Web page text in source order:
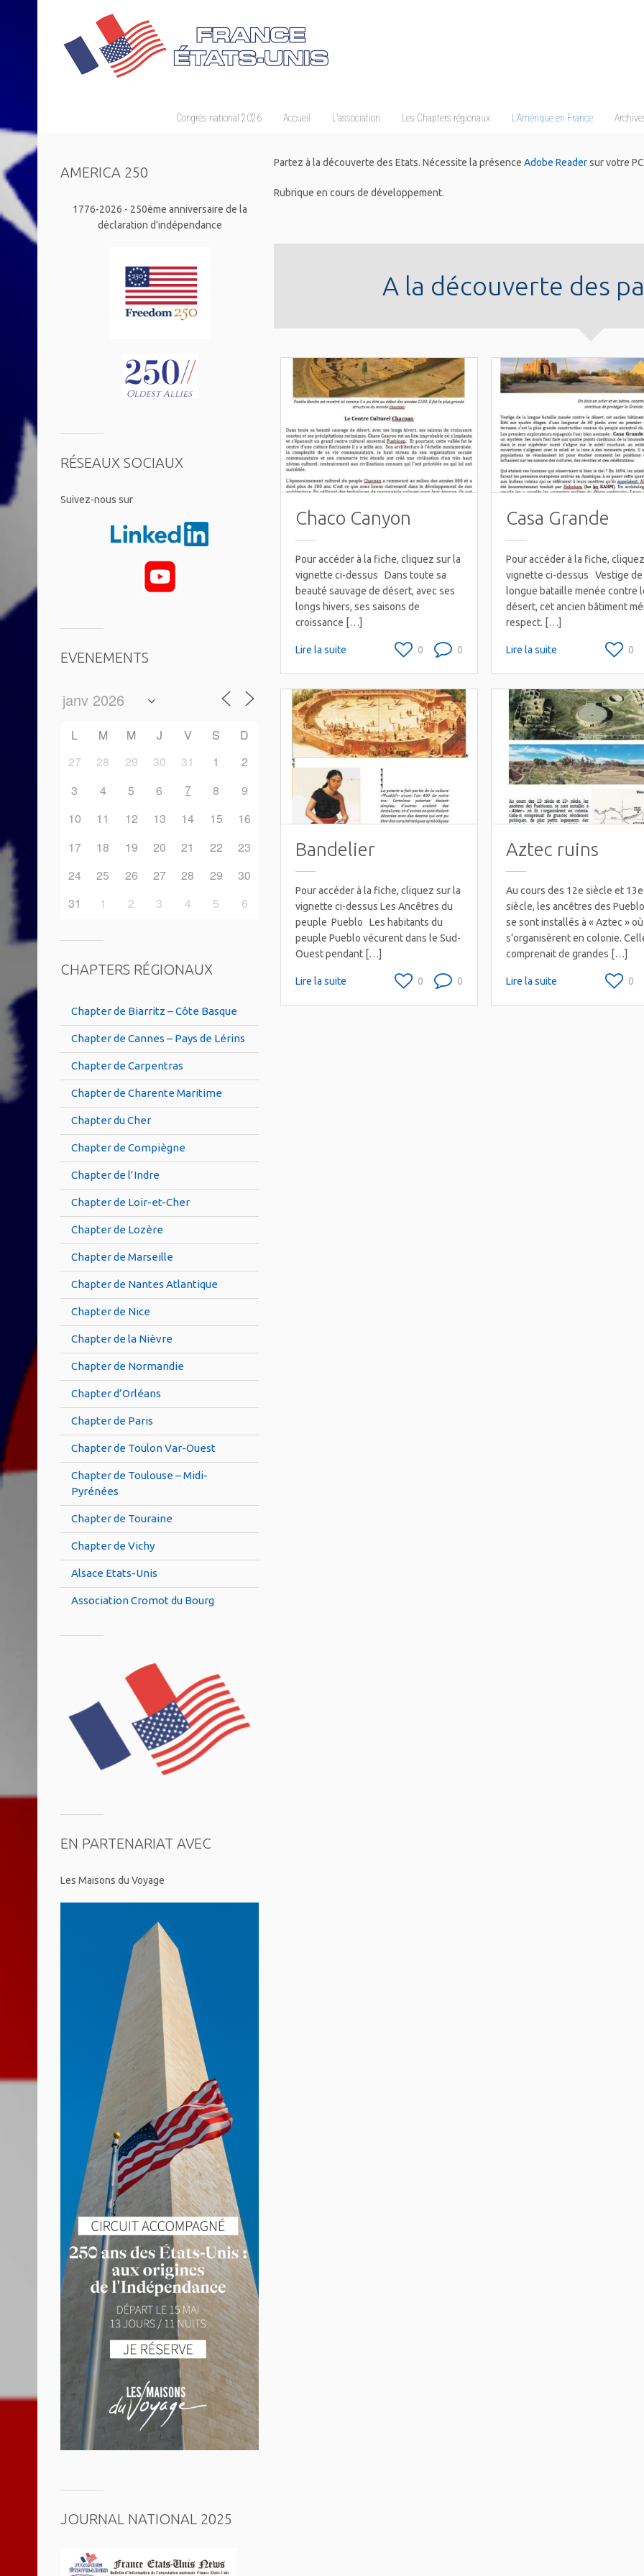
Congrès national 2026 Accueil L’association Les Chapters régionaux L’Amérique en France
Partez à la découverte des Etats. Nécessite la présence Adobe Readersur votre
Rubrique en cours de développement.
A la découverte des
Chaco Canyon
Pour accéder à la fiche, cliquez sur la
vignette ci-dessus Dans toute sa
beauté sauvage de désert, avec ses
longs hivers, ses saisons de
croissance […]
Lire la suite 0
0
Casa Grande
Pour accéder à la fiche,
vignette ci-dessus Vestige de
longue bataille menée contre
désert, cet ancien bâtiment
respect. […]
Lire la suite 0
Bandelier
Pour accéder à la fiche, cliquez sur la
vignette ci-dessus Les Ancêtres du
peuple Pueblo Les habitants du
peuple Pueblo vécurent dans le Sud-
Ouest pendant […]
Lire la suite 0
0
Aztec ruins
Au cours des 12e siècle et 13e
siècle, les ancêtres des
se sont installés à « Aztec »
s’organisèrent en colonie.
comprenait de grandes […]
Lire la suite 0
AMERICA 250
1776-2026 - 250ème anniversaire de la
déclaration d'indépendance
RÉSEAUX SOCIAUX
​Suivez-nous sur
EVENEMENTS
L M M J V S
D
27
28 29 30 31 1
2
3
4 5 6 7 8
9
10
11 12 13 14 15
16
17
18 19 20 21 22
23
24
25 26 27 28 29
30
31
1 2 3 4 5 6
CHAPTERS RÉGIONAUX
Chapter de Biarritz – Côte Basque
Chapter de Cannes – Pays de Lérins
Chapter de Carpentras
Chapter de Charente Maritime
Chapter du Cher
Chapter de Compiègne
Chapter de l’Indre
Chapter de Loir-et-Cher
Chapter de Lozère
Chapter de Marseille
Chapter de Nantes Atlantique
Chapter de Nice
Chapter de la Nièvre
Chapter de Normandie
Chapter d’Orléans
Chapter de Paris
Chapter de Toulon Var-Ouest
Chapter de Toulouse – Midi-
Pyrénées
Chapter de Touraine
Chapter de Vichy
Alsace Etats-Unis
Association Cromot du Bourg
EN PARTENARIAT AVEC
Les Maisons du Voyage
JOURNAL NATIONAL 2025